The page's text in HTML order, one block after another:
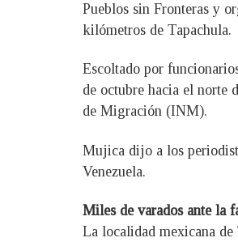
Pueblos sin Fronteras y
kilómetros de Tapachula.
Escoltado por
de octubre hacia el norte
de Migración (INM).
Mujica dijo a los
Venezuela.
Miles de varados ante la
La localidad mexicana de